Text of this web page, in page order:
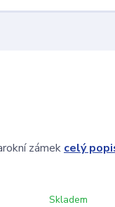
zámek celý
Skladem